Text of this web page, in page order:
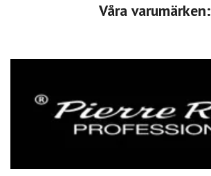
Våra varumärken: